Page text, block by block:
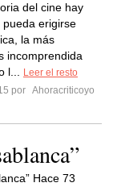
del cine hay
erigirse
la más
incomprendida
l...
Leer el resto
por Ahoracriticoyo
Hace 73